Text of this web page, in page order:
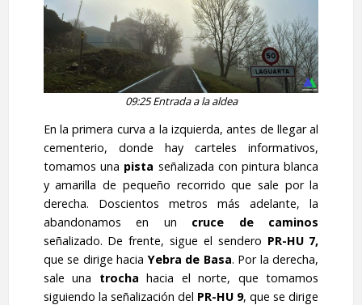
09:25 Entrada a la aldea
En la primera curva a la izquierda, antes de llegar al
cementerio, donde hay carteles informativos,
tomamos una pista señalizada con pintura blanca
y amarilla de pequeño recorrido que sale por la
derecha. Doscientos metros más adelante, la
abandonamos en un cruce de caminos
señalizado. De frente, sigue el sendero PR-HU 7,
que se dirige haciaYebra de Basa. Por la derecha,
sale una trocha hacia el norte, que tomamos
siguiendo la señalización del PR-HU 9, que se dirige